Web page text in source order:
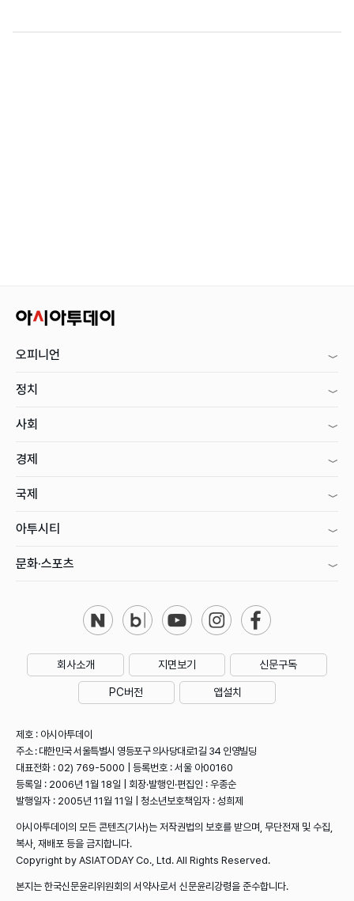
오피니언
정치
사회
경제
국제
아투시티
문화·스포츠
회사소개 지면보기 신문구독
PC버전 앱설치
제호 : 아시아투데이
주소 : 대한민국 서울특별시 영등포구 의사당대로1길 34 인영빌딩
대표전화 : 02) 769-5000 | 등록번호 : 서울 아00160
등록일 : 2006년 1월 18일 | 회장·발행인·편집인 : 우종순
발행일자 : 2005년 11월 11일 | 청소년보호책임자 : 성희제
아시아투데이의 모든 콘텐츠(기사)는 저작권법의 보호를 받으며, 무단전재 및 수집,
복사, 재배포 등을 금지합니다.
Copyright by ASIATODAY Co., Ltd. All Rights Reserved.
본지는 한국신문윤리위원회의 서약사로서 신문윤리강령을 준수합니다.